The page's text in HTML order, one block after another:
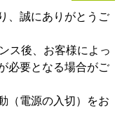
、誠にありがとうご
ス後、お客様によっ
必要となる場合がご
（電源の入切）をお